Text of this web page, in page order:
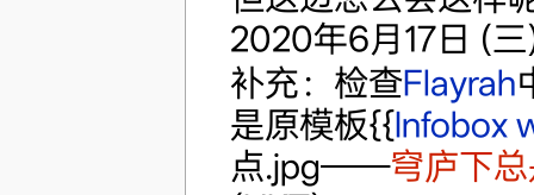
2020年6月17日 (三
补充：检查Flayrah
是原模板{{Infobox
点.jpg——穹庐下